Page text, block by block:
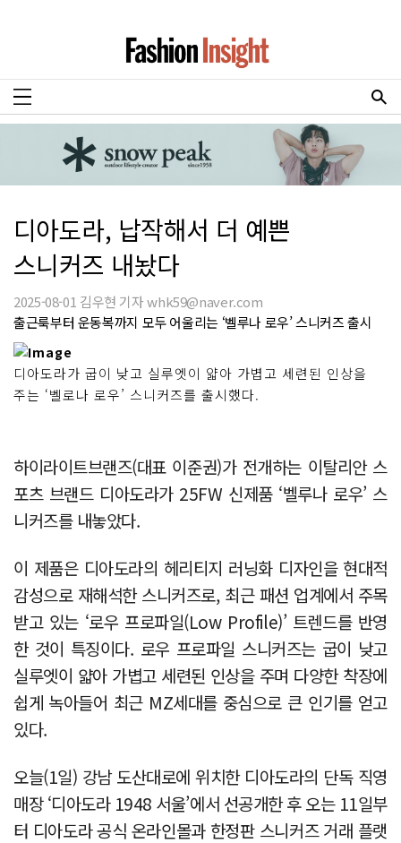
디아도라, 납작해서 더 예쁜
스니커즈 내놨다
2025-08-01 김우현 기자 whk59@naver.com
출근룩부터 운동복까지 모두 어울리는 ‘벨루나 로우’ 스니커즈 출시
디아도라가 굽이 낮고 실루엣이 얇아 가볍고 세련된 인상을
주는 ‘벨로나 로우’ 스니커즈를 출시했다.
하이라이트브랜즈(대표 이준권)가 전개하는 이탈리안 스
포츠 브랜드 디아도라가 25FW 신제품 ‘벨루나 로우’ 스
니커즈를 내놓았다.
이 제품은 디아도라의 헤리티지 러닝화 디자인을 현대적
감성으로 재해석한 스니커즈로, 최근 패션 업계에서 주목
받고 있는 ‘로우 프로파일(Low Profile)’ 트렌드를 반영
한 것이 특징이다. 로우 프로파일 스니커즈는 굽이 낮고
실루엣이 얇아 가볍고 세련된 인상을 주며 다양한 착장에
쉽게 녹아들어 최근 MZ세대를 중심으로 큰 인기를 얻고
있다.
오늘(1일) 강남 도산대로에 위치한 디아도라의 단독 직영
매장 ‘디아도라 1948 서울’에서 선공개한 후 오는 11일부
터 디아도라 공식 온라인몰과 한정판 스니커즈 거래 플랫